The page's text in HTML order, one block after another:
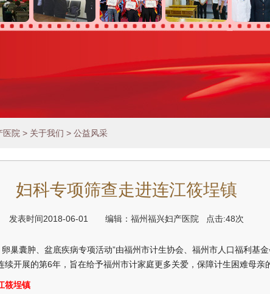
医院 > 关于我们 > 公益风采
妇科专项筛查走进连江筱埕镇
发表时间2018-06-01 编辑：福州福兴妇产医院 点击:48次
囊肿、盆底疾病专项活动”由福州市计生协会、福州市人口福利基
续开展的第6年，旨在给予福州市计家庭更多关爱，保障计生困难母亲
筱埕镇